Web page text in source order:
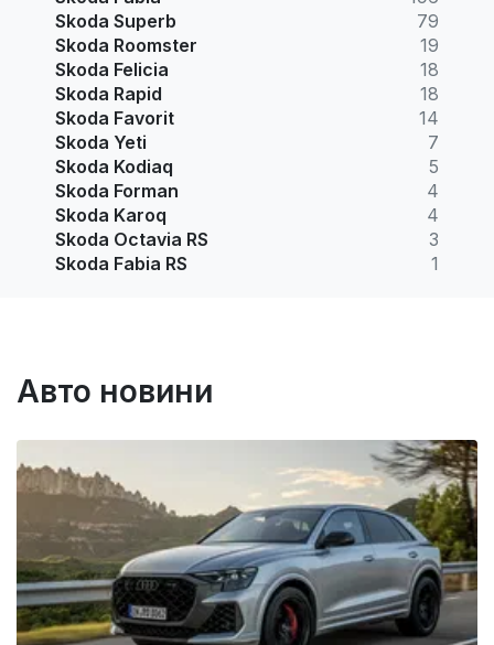
Skoda Superb
79
Skoda Roomster
19
Skoda Felicia
18
Skoda Rapid
18
Skoda Favorit
14
Skoda Yeti
7
Skoda Kodiaq
5
Skoda Forman
4
Skoda Karoq
4
Skoda Octavia RS
3
Skoda Fabia RS
1
Авто новини